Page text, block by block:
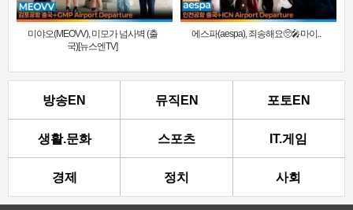
미야오(MEOVV), 미모가 넘사벽 (출
국)[뉴스엔TV]
에스파(aespa), 죄송해요🥺🎤마이..
방송EN 뮤직EN 포토EN
생활.문화 스포츠 IT.게임
경제 정치 사회